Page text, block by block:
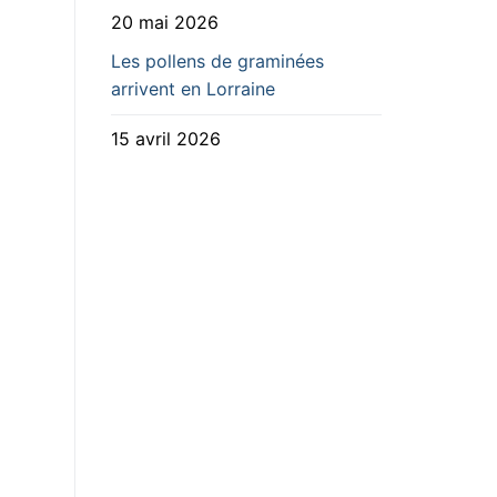
20 mai 2026
Les pollens de graminées
arrivent en Lorraine
15 avril 2026